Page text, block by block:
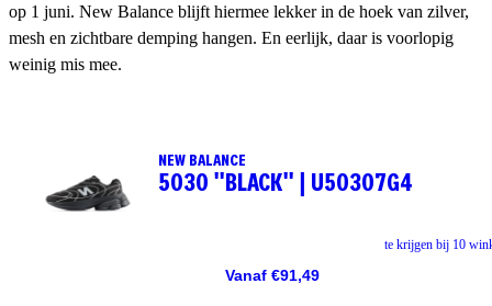
op 1 juni. New Balance blijft hiermee lekker in de hoek van zilver,
mesh en zichtbare demping hangen. En eerlijk, daar is voorlopig
weinig mis mee.
NEW BALANCE
5030 "BLACK" | U50307G4
te krijgen bij 10
Vanaf €91,49